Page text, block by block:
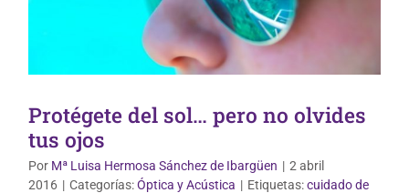
Protégete del sol… pero no olvides
tus ojos
Por Mª Luisa Hermosa Sánchez de Ibargüen | 2 abril
2016 | Categorías:Óptica y Acústica | Etiquetas:cuidado de